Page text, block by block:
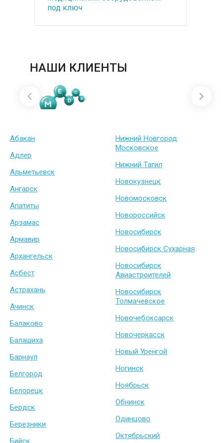
под ключ
НАШИ КЛИЕНТЫ
Абакан
Адлер
Альметьевск
Ангарск
Апатиты
Арзамас
Армавир
Архангельск
Асбест
Астрахань
Ачинск
Балаково
Балашиха
Барнаул
Белгород
Белорецк
Бердск
Березники
Бийск
Нижний Новгород
Московское
Нижний Тагил
Новокузнецк
Новомосковск
Новороссийск
Новосибирск
Новосибирск Сухарная
Новосибирск
Авиастроителей
Новосибирск
Толмачевское
Новочебоксарск
Новочеркасск
Новый Уренгой
Ногинск
Ноябрьск
Обнинск
Одинцово
Октябрьский